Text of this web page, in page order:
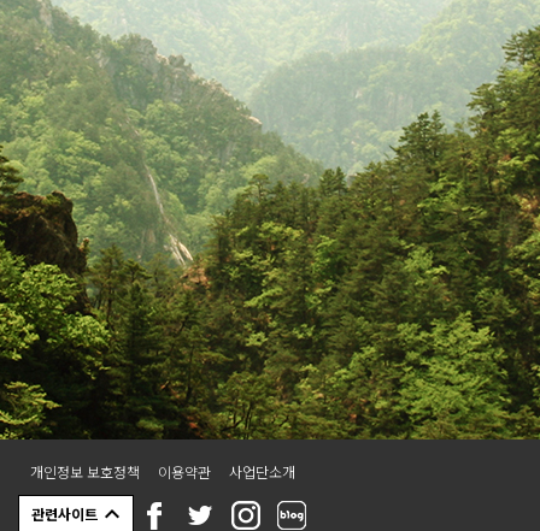
시원한 계곡에서 즐기는 견지낚시 체
험까지!
━━━━━━━━━━━━━━
진행! 최대 47%할인!! 💸 정상가
190,000원 → 100,000원 🎁 장비 무
료 대여 ⛺ 텐트 & 침낭 등 캠핑장비
무료 제공! 🧳 몸만 오셔도 됩니다 😊
━━━━━━━━━━━━━━
━ 🌲 올여름, 인제의 숲에서 가장 특
별한 하룻밤을 만나보세요. 프로그램
운영 기간 단 하루!! <2회차> 8월 15
일~16일 1박2일 **최소 예약인원 2
인 이상입니다. / 선착순 예약모집 7
팀 **날씨나 현지상황으로 프로그램
이 대체되거나 일정이 변경될 수 있
습니다. **문의사항은 사업단 카카오
채널1:1채팅을 이용해주시길 바랍니
다. 카카오톡채널 채팅 👉
chat
개인정보 보호정책 이용약관 사업단소개
관련사이트